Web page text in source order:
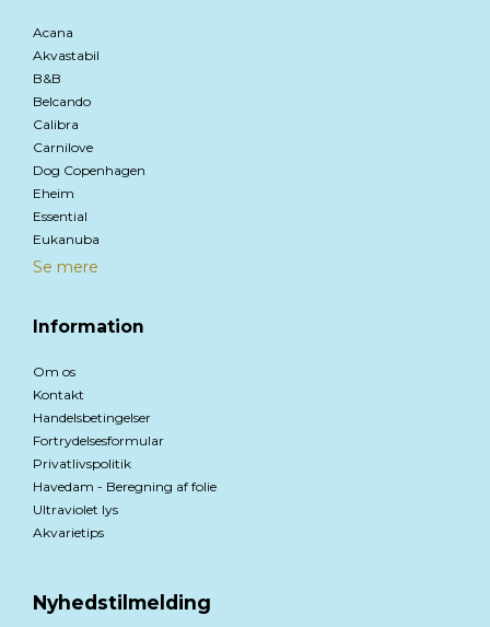
Acana
Akvastabil
B&B
Belcando
Calibra
Carnilove
Dog Copenhagen
Eheim
Essential
Eukanuba
Se mere
Information
Om os
Kontakt
Handelsbetingelser
Fortrydelsesformular
Privatlivspolitik
Havedam - Beregning af folie
Ultraviolet lys
Akvarietips
Nyhedstilmelding